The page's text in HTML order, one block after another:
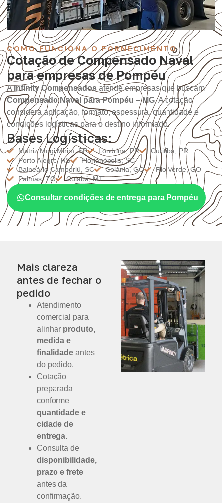
COMO FUNCIONA O FORNECIMENTO
Cotação de Compensado Naval
para empresas de Pompéu
AInfinity Compensados atende empresas que buscam
Compensado Naval para Pompéu – MG. A cotação
considera aplicação, formato, espessura, quantidade e
condições logísticas para o destino informado.
Bases Logísticas:
Matriz Mogi Mirim, SP Londrina, PR
Curitiba, PR
Porto Alegre, RS
Florianópolis, SC
Balneário Camboriú, SC
Goiânia, GO
Rio Verde, GO
Palmas, TO
Cuiabá, MT
Consultar condições de entrega para Pompéu
Mais clareza
antes de fechar o
pedido
Atendimento
comercial para
alinhar produto,
medida e
finalidade antes
do pedido.
Cotação
preparada
conforme
quantidade e
cidade de
entrega.
Consulta de
disponibilidade,
prazo e frete
antes da
confirmação.